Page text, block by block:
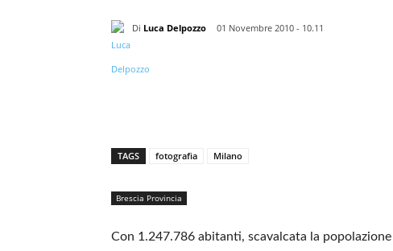
Di Luca Delpozzo
01 Novembre 2010 - 10.11
TAGS fotografia Milano
Brescia Provincia
Con 1.247.786 abitanti, scavalcata la